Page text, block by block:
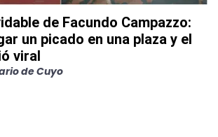
de Facundo Campazzo:
un picado en una plaza y el
viral
de Cuyo